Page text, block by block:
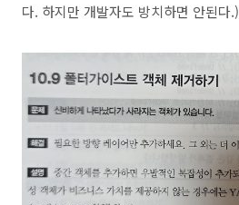
다. 하지만 개발자도 방치하면 안된다.)